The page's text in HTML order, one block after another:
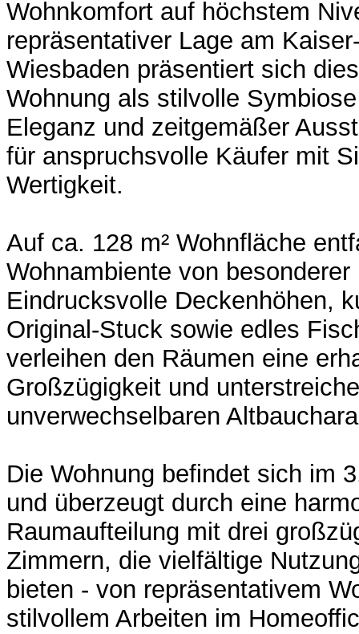
Wohnkomfort auf höchstem
repräsentativer Lage am
Wiesbaden präsentiert sich
Wohnung als stilvolle
Eleganz und zeitgemäßer
für anspruchsvolle Käufer mit
Wertigkeit.
Auf ca. 128 m² Wohnfläche
Wohnambiente von besonderer
Eindrucksvolle Deckenhöhen,
Original-Stuck sowie edles
verleihen den Räumen eine
Großzügigkeit und
unverwechselbaren
Die Wohnung befindet sich im
und überzeugt durch eine
Raumaufteilung mit drei
Zimmern, die vielfältige
bieten - von repräsentativem
stilvollem Arbeiten im